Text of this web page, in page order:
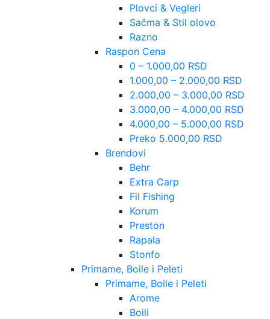
Plovci & Vegleri
Sačma & Stil olovo
Razno
Raspon Cena
0 – 1.000,00 RSD
1.000,00 – 2.000,00 RSD
2.000,00 – 3.000,00 RSD
3.000,00 – 4.000,00 RSD
4.000,00 – 5.000,00 RSD
Preko 5.000,00 RSD
Brendovi
Behr
Extra Carp
Fil Fishing
Korum
Preston
Rapala
Stonfo
Primame, Boile i Peleti
Primame, Boile i Peleti
Arome
Boili